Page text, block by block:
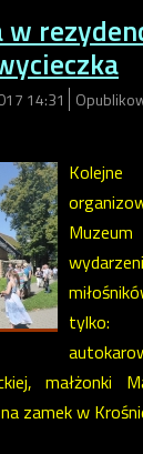
w
14:31
tylko:
małżonki
zamek w